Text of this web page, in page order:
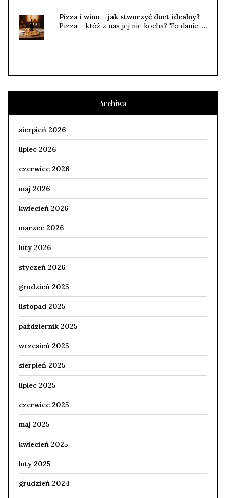
Pizza i wino – jak stworzyć duet idealny?
Pizza – któż z nas jej nie kocha? To danie, …
Archiwa
sierpień 2026
lipiec 2026
czerwiec 2026
maj 2026
kwiecień 2026
marzec 2026
luty 2026
styczeń 2026
grudzień 2025
listopad 2025
październik 2025
wrzesień 2025
sierpień 2025
lipiec 2025
czerwiec 2025
maj 2025
kwiecień 2025
luty 2025
grudzień 2024